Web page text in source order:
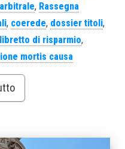
, Rassegna
, coerede, dossier titoli,
libretto di risparmio,
mortis causa